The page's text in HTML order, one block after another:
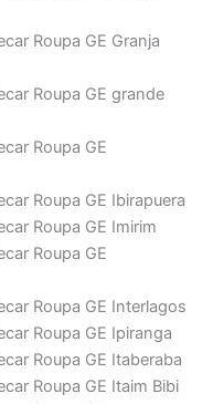
Roupa GE Granja
Roupa GE grande
Roupa GE
Roupa GE Ibirapuera
Roupa GE Imirim
Roupa GE
Roupa GE Interlagos
Roupa GE Ipiranga
Roupa GE Itaberaba
Roupa GE Itaim Bibi